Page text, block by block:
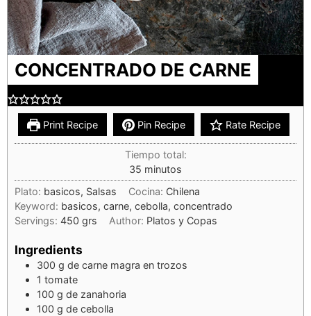
CONCENTRADO DE CARNE
Print Recipe Pin Recipe Rate Recipe
Tiempo total:
35 minutos
Plato: basicos, Salsas Cocina: Chilena
Keyword: basicos, carne, cebolla, concentrado
Servings: 450 grs Author: Platos y Copas
Ingredients
300 g de carne magra en trozos
1 tomate
100 g de zanahoria
100 g de cebolla